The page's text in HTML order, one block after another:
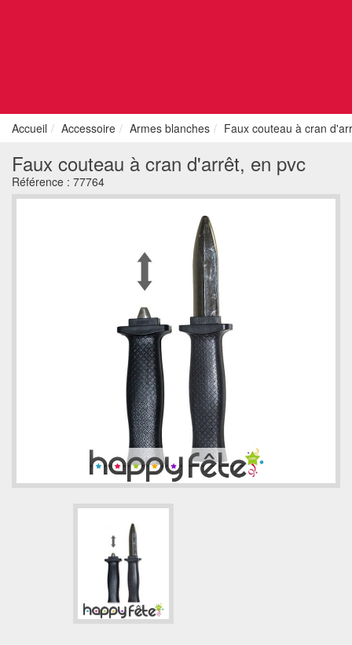
Accueil Accessoire Armes blanches Faux couteau à cran
Faux couteau à cran d'arrêt, en pvc
Référence : 77764